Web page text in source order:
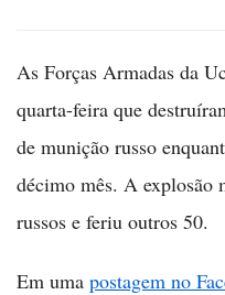
As Forças Armadas da
quarta-feira que
de munição russo
décimo mês. A explosão
russos e feriu outros 50.
Em uma postagem no